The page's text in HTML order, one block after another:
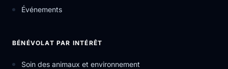
Événements
BÉNÉVOLAT PAR INTÉRÊT
Soin des animaux et environnement